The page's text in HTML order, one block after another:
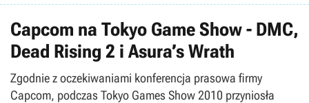
Capcom na Tokyo Game Show - DMC,
Dead Rising 2 i Asura’s Wrath
Zgodnie z oczekiwaniami konferencja prasowa firmy
Capcom, podczas Tokyo Games Show 2010 przyniosła